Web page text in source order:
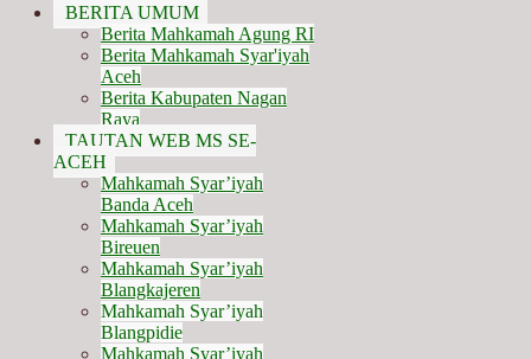
BERITA UMUM
Berita Mahkamah Agung RI
Berita Mahkamah Syar'iyah
Aceh
Berita Kabupaten Nagan
Raya
TAUTAN WEB MS SE-
ACEH
Mahkamah Syar’iyah
Banda Aceh
Mahkamah Syar’iyah
Bireuen
Mahkamah Syar’iyah
Blangkajeren
Mahkamah Syar’iyah
Blangpidie
Mahkamah Syar’iyah